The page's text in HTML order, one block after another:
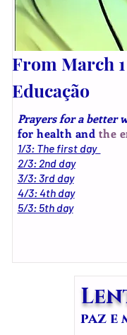
From March
Educação
Prayers for a better
for health and the
1/3: The first day
2/3: 2nd day
3/3: 3rd day
4/3: 4th day
5/3: 5th day
paz e